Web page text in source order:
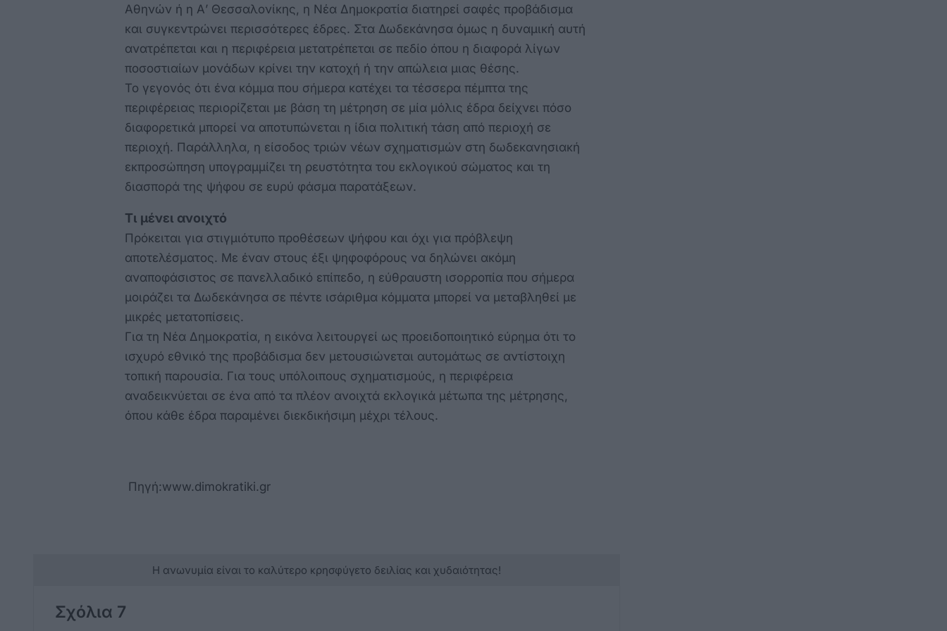
Αθηνών ή η Α’ Θεσσαλονίκης, η Νέα Δημοκρατία διατηρεί σαφές προβάδισμα
και συγκεντρώνει περισσότερες έδρες. Στα Δωδεκάνησα όμως η δυναμική αυτή
ανατρέπεται και η περιφέρεια μετατρέπεται σε πεδίο όπου η διαφορά λίγων
ποσοστιαίων μονάδων κρίνει την κατοχή ή την απώλεια μιας θέσης.
Το γεγονός ότι ένα κόμμα που σήμερα κατέχει τα τέσσερα πέμπτα της
περιφέρειας περιορίζεται με βάση τη μέτρηση σε μία μόλις έδρα δείχνει πόσο
διαφορετικά μπορεί να αποτυπώνεται η ίδια πολιτική τάση από περιοχή σε
περιοχή. Παράλληλα, η είσοδος τριών νέων σχηματισμών στη δωδεκανησιακή
εκπροσώπηση υπογραμμίζει τη ρευστότητα του εκλογικού σώματος και τη
διασπορά της ψήφου σε ευρύ φάσμα παρατάξεων.
Τι μένει ανοιχτό
Πρόκειται για στιγμιότυπο προθέσεων ψήφου και όχι για πρόβλεψη
αποτελέσματος. Με έναν στους έξι ψηφοφόρους να δηλώνει ακόμη
αναποφάσιστος σε πανελλαδικό επίπεδο, η εύθραυστη ισορροπία που σήμερα
μοιράζει τα Δωδεκάνησα σε πέντε ισάριθμα κόμματα μπορεί να μεταβληθεί με
μικρές μετατοπίσεις.
Για τη Νέα Δημοκρατία, η εικόνα λειτουργεί ως προειδοποιητικό εύρημα ότι το
ισχυρό εθνικό της προβάδισμα δεν μετουσιώνεται αυτομάτως σε αντίστοιχη
τοπική παρουσία. Για τους υπόλοιπους σχηματισμούς, η περιφέρεια
αναδεικνύεται σε ένα από τα πλέον ανοιχτά εκλογικά μέτωπα της μέτρησης,
όπου κάθε έδρα παραμένει διεκδικήσιμη μέχρι τέλους.
Πηγή:www.dimokratiki.gr
Η ανωνυμία είναι το καλύτερο κρησφύγετο δειλίας και χυδαιότητας!
Σχόλια 7